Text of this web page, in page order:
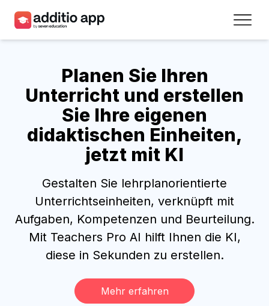
Ressourcen
Lizenzen
Register
Deutsch
Planen Sie Ihren
Unterricht und erstellen
Sie Ihre eigenen
didaktischen Einheiten,
jetzt mit KI
Gestalten Sie lehrplanorientierte
Unterrichtseinheiten, verknüpft mit
Aufgaben, Kompetenzen und Beurteilung.
Mit Teachers Pro AI hilft Ihnen die KI,
diese in Sekunden zu erstellen.
Mehr erfahren